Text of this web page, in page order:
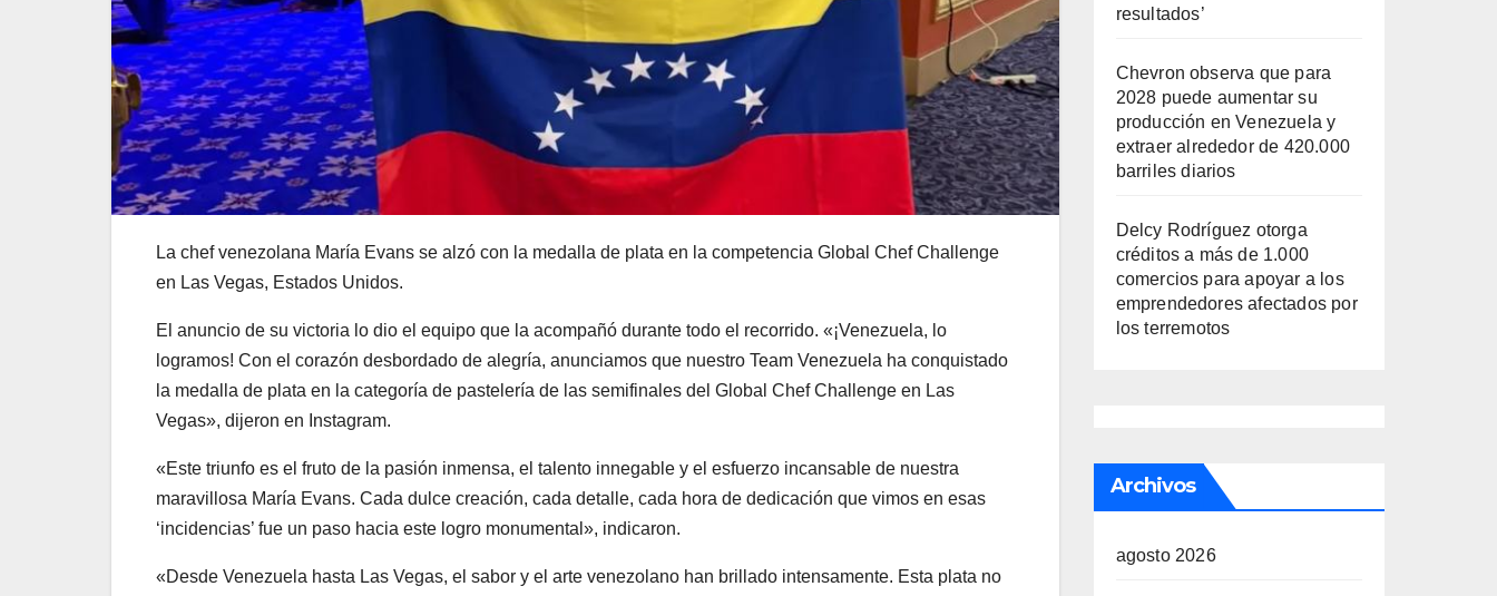
La chef venezolana María Evans se alzó con la medalla de plata en la competencia Global Chef Challenge
en Las Vegas, Estados Unidos.
El anuncio de su victoria lo dio el equipo que la acompañó durante todo el recorrido. «¡Venezuela, lo
logramos! Con el corazón desbordado de alegría, anunciamos que nuestro Team Venezuela ha conquistado
la medalla de plata en la categoría de pastelería de las semifinales del Global Chef Challenge en Las
Vegas», dijeron en Instagram.
«Este triunfo es el fruto de la pasión inmensa, el talento innegable y el esfuerzo incansable de nuestra
maravillosa María Evans. Cada dulce creación, cada detalle, cada hora de dedicación que vimos en esas
‘incidencias’ fue un paso hacia este logro monumental», indicaron.
«Desde Venezuela hasta Las Vegas, el sabor y el arte venezolano han brillado intensamente. Esta plata no
resultados’
Chevron observa que para
2028 puede aumentar su
producción en Venezuela y
extraer alrededor de 420.000
barriles diarios
Delcy Rodríguez otorga
créditos a más de 1.000
comercios para apoyar a los
emprendedores afectados por
los terremotos
Archivos
agosto 2026